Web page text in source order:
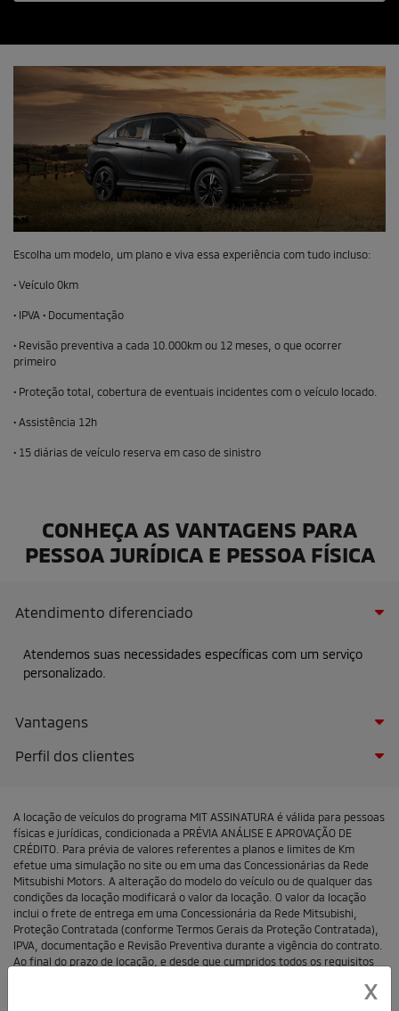
Escolha um modelo, um plano e viva essa experiência com tudo incluso:
• Veículo 0km
• IPVA • Documentação
• Revisão preventiva a cada 10.000km ou 12 meses, o que ocorrer
primeiro
• Proteção total, cobertura de eventuais incidentes com o veículo locado.
• Assistência 12h
• 15 diárias de veículo reserva em caso de sinistro
CONHEÇA AS VANTAGENS PARA
PESSOA JURÍDICA E PESSOA FÍSICA
Atendimento diferenciado
Atendemos suas necessidades específicas com um serviço
personalizado.
Vantagens
Perfil dos clientes
A locação de veículos do programa MIT ASSINATURA é válida para pessoas
físicas e jurídicas, condicionada a PRÉVIA ANÁLISE E APROVAÇÃO DE
CRÉDITO. Para prévia de valores referentes a planos e limites de Km
efetue uma simulação no site ou em uma das Concessionárias da Rede
Mitsubishi Motors. A alteração do modelo do veículo ou de qualquer das
condições da locação modificará o valor da locação. O valor da locação
inclui o frete de entrega em uma Concessionária da Rede Mitsubishi,
Proteção Contratada (conforme Termos Gerais da Proteção Contratada),
IPVA, documentação e Revisão Preventiva durante a vigência do contrato.
Ao final do prazo de locação, e desde que cumpridos todos os requisitos
preferência na opção de compra do veículo locado (conforme condiçõesX